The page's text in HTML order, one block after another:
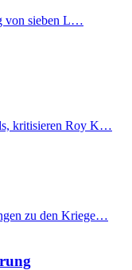
von sieben L…
kritisieren Roy K…
zu den Kriege…